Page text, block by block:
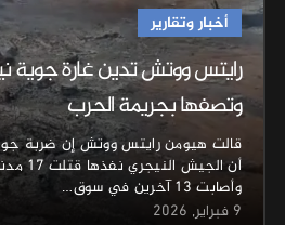
أخبار وتقارير
رايتس ووتش تدين غارة جوية
وتصفها بجريمة الحرب
قالت هيومن رايتس ووتش إن ضربة
وأصابت 13 آخرين في سوق…
9 فبراير, 2026